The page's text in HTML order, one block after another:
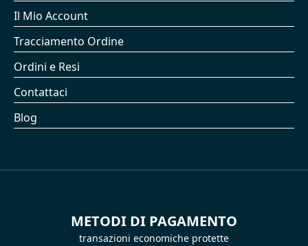
Il Mio Account
Tracciamento Ordine
Ordini e Resi
Contattaci
Blog
METODI DI PAGAMENTO
transazioni economiche protette